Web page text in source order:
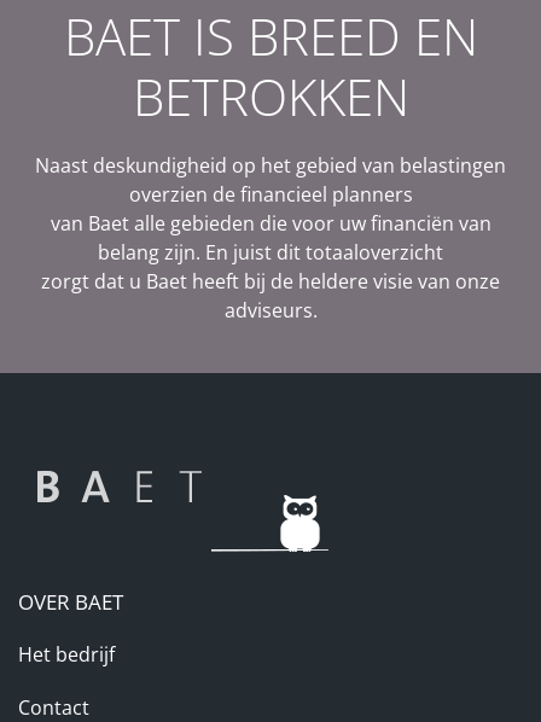
BAET IS BREED EN
BETROKKEN
Naast deskundigheid op het gebied van belastingen
overzien de financieel planners
van Baet alle gebieden die voor uw financiën van
belang zijn. En juist dit totaaloverzicht
zorgt dat u Baet heeft bij de heldere visie van onze
adviseurs.
OVER BAET
Het bedrijf
Contact